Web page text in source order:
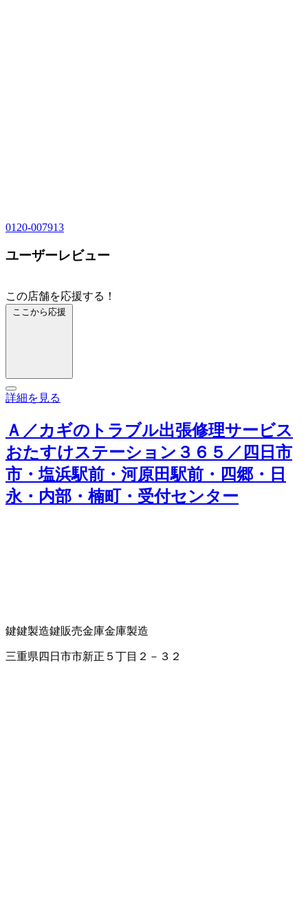
0120-007913
ユーザーレビュー
この店舗を応援する！
ここから応援
詳細を見る
Ａ／カギのトラブル出張修理サービス
おたすけステーション３６５／四日市
市・塩浜駅前・河原田駅前・四郷・日
永・内部・楠町・受付センター
鍵鍵製造鍵販売金庫金庫製造
三重県四日市市新正５丁目２－３２